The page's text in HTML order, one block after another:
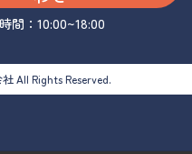
間：10:00~18:00
All Rights Reserved.